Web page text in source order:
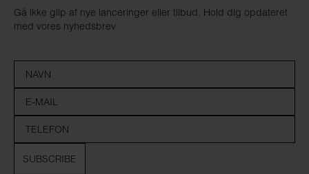
Gå ikke glip af nye lanceringer eller tilbud. Hold dig opdateret
med vores nyhedsbrev
SUBSCRIBE